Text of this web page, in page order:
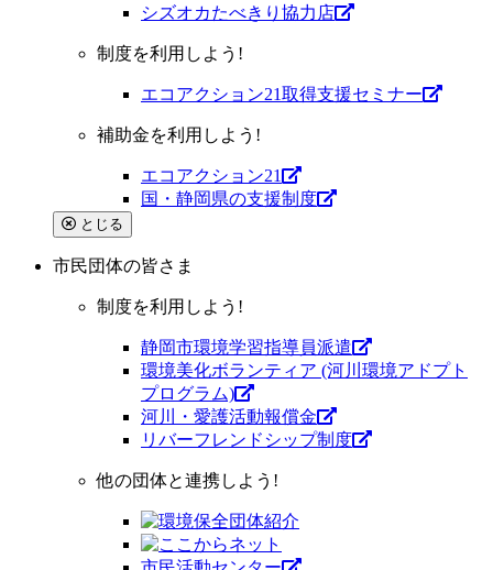
シズオカたべきり協力店
制度を利用しよう!
エコアクション21取得支援セミナー
補助金を利用しよう!
エコアクション21
国・静岡県の支援制度
とじる
市民団体の皆さま
制度を利用しよう!
静岡市環境学習指導員派遣
環境美化ボランティア (河川環境アドプト
プログラム)
河川・愛護活動報償金
リバーフレンドシップ制度
他の団体と連携しよう!